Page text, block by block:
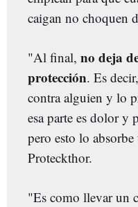
caigan no choquen
"Al final, no deja
protección. Es
contra alguien y lo
esa parte es dolor y
pero esto lo
Proteckthor.
"Es como llevar un